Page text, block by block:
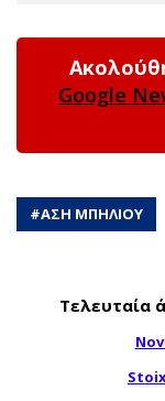
Google
#ΑΣΗ ΜΠΗΛΙΟΥ
Τελευταία